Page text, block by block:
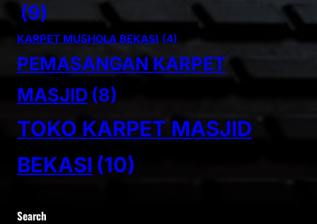
(9)
KARPET MUSHOLA BEKASI (4)
PEMASANGAN KARPET
MASJID (8)
TOKO KARPET MASJID
BEKASI (10)
Search